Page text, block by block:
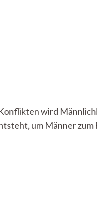
wird
um Männer